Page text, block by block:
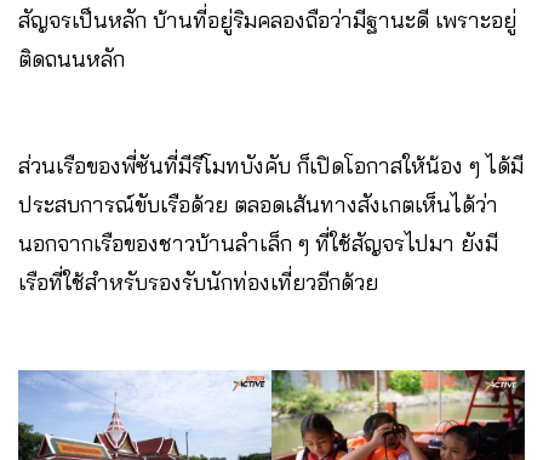
สัญจรเป็นหลัก บ้านที่อยู่ริมคลองถือว่ามีฐานะดี เพราะอยู่
ติดถนนหลัก
ส่วนเรือของพี่ซันที่มีรีโมทบังคับ ก็เปิดโอกาสให้น้อง ๆ ได้มี
ประสบการณ์ขับเรือด้วย ตลอดเส้นทางสังเกตเห็นได้ว่า
นอกจากเรือของชาวบ้านลำเล็ก ๆ ที่ใช้สัญจรไปมา ยังมี
เรือที่ใช้สำหรับรองรับนักท่องเที่ยวอีกด้วย